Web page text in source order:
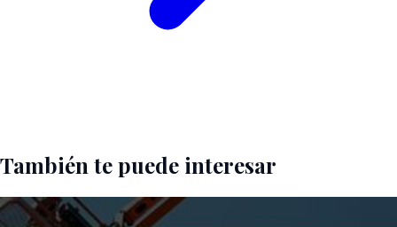
También te puede interesar